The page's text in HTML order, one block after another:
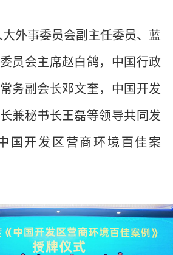
外事委员会副主任委员、蓝
员会主席赵白鸽，中国行政
务副会长邓文奎，中国开发
兼秘书长王磊等领导共同发
国开发区营商环境百佳案